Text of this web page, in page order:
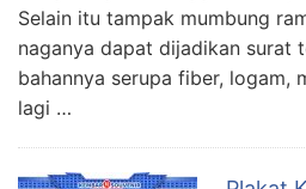
Selain itu tampak mumbung
naganya dapat dijadikan surat
bahannya serupa fiber, logam,
lagi …